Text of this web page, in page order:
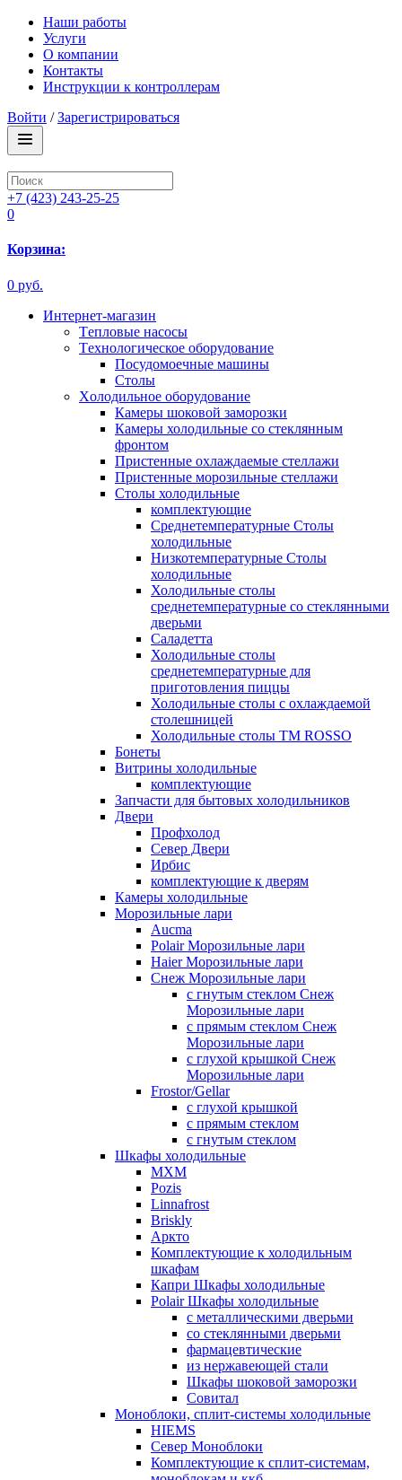
Наши работы
Услуги
О компании
Контакты
Инструкции к контроллерам
Войти /Зарегистрироваться
+7 (423) 243-25-25
0
Корзина:
0 руб.
Интернет-магазин
Tепловые насосы
Tехнологическое оборудование
Посудомоечные машины
Столы
Xолодильное оборудование
Камеры шоковой заморозки
Камеры холодильные со стеклянным
фронтом
Пристенные охлаждаемые стеллажи
Пристенные морозильные стеллажи
Столы холодильные
комплектующие
Среднетемпературные Столы
холодильные
Низкотемпературные Столы
холодильные
Холодильные столы
среднетемпературные со стеклянными
дверьми
Саладетта
Холодильные столы
среднетемпературные для
приготовления пиццы
Холодильные столы с охлаждаемой
столешницей
Холодильные столы ТМ ROSSO
Бонеты
Витрины холодильные
комплектующие
Запчасти для бытовых холодильников
Двери
Профхолод
Север Двери
Ирбис
комплектующие к дверям
Камеры холодильные
Морозильные лари
Aucma
Polair Морозильные лари
Haier Морозильные лари
Снеж Морозильные лари
с гнутым стеклом Снеж
Морозильные лари
с прямым стеклом Снеж
Морозильные лари
с глухой крышкой Снеж
Морозильные лари
Frostor/Gellar
с глухой крышкой
с прямым стеклом
с гнутым стеклом
Шкафы холодильные
МХМ
Pozis
Linnafrost
Briskly
Аркто
Комплектующие к холодильным
шкафам
Капри Шкафы холодильные
Polair Шкафы холодильные
с металлическими дверьми
со стеклянными дверьми
фармацевтические
из нержавеющей стали
Шкафы шоковой заморозки
Совитал
Моноблоки, сплит-системы холодильные
HIEMS
Север Моноблоки
Комплектующие к сплит-системам,